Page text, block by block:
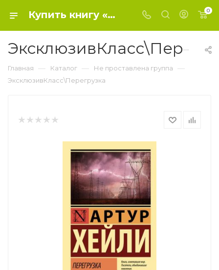
Купить книгу «ЭксклюзивКласс\Перегрузка» 2023, Хейли А. - Не проставлена группа 0
ЭксклюзивКласс\Перегрузка
Главная — Каталог — Не проставлена группа —
ЭксклюзивКласс\Перегрузка